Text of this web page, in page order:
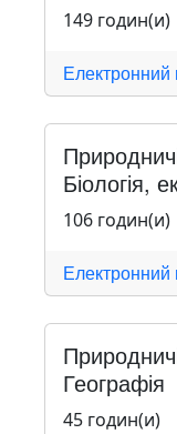
149 годин(и)
Електронний
Біологія,
106 годин(и)
Електронний
Географія
45 годин(и)